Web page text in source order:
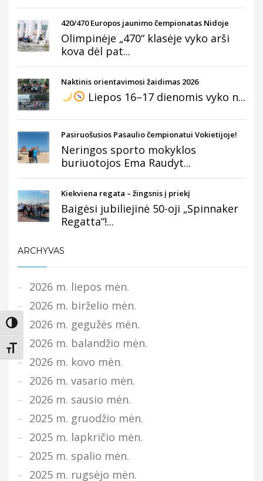
Įjungti didesnį kontrastą
Keisti teksto dydį
420/470 Europos jaunimo čempionatas Nidoje
Olimpinėje „470“ klasėje vyko arši
kova dėl pat...
Naktinis orientavimosi žaidimas 2026
Liepos 16–17 dienomis vyko n...
Pasiruošusios Pasaulio čempionatui Vokietijoje!
Neringos sporto mokyklos
buriuotojos Ema Raudyt...
Kiekviena regata – žingsnis į priekį
Baigėsi jubiliejinė 50-oji „Spinnaker
Regatta“!...
ARCHYVAS
2026 m. liepos mėn.
2026 m. birželio mėn.
2026 m. gegužės mėn.
2026 m. balandžio mėn.
2026 m. kovo mėn.
2026 m. vasario mėn.
2026 m. sausio mėn.
2025 m. gruodžio mėn.
2025 m. lapkričio mėn.
2025 m. spalio mėn.
2025 m. rugsėjo mėn.